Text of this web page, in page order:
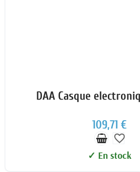
DAA Casque
109,71 €
favorite_border
✓ En stock